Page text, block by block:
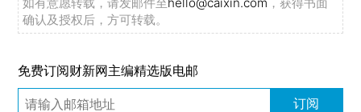
确认及授权后，方可转载。
免费订阅财新网主编精选版电邮
订阅